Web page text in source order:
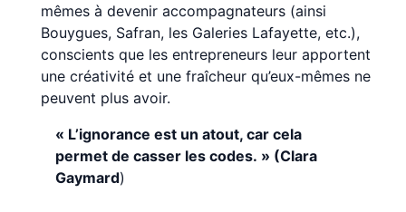
mêmes à devenir accompagnateurs (ainsi
Bouygues, Safran, les Galeries Lafayette, etc.),
conscients que les entrepreneurs leur apportent
une créativité et une fraîcheur qu’eux-mêmes ne
peuvent plus avoir.
« L’ignorance est un atout, car cela
permet de casser les codes. » (Clara
Gaymard)